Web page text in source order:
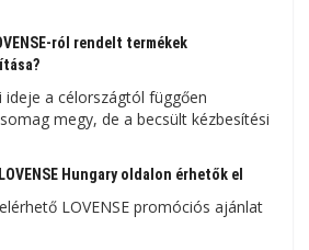
ról rendelt termékek
ideje a célországtól függően
megy, de a becsült kézbesítési
Hungary oldalon érhetők el
LOVENSE promóciós ajánlat